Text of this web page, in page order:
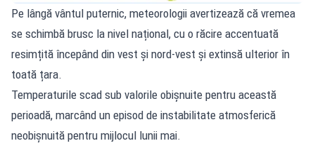
Pe lângă vântul puternic, meteorologii avertizează că vremea
se schimbă brusc la nivel național, cu o răcire accentuată
resimțită începând din vest și nord-vest și extinsă ulterior în
toată țara.
Temperaturile scad sub valorile obișnuite pentru această
perioadă, marcând un episod de instabilitate atmosferică
neobișnuită pentru mijlocul lunii mai.